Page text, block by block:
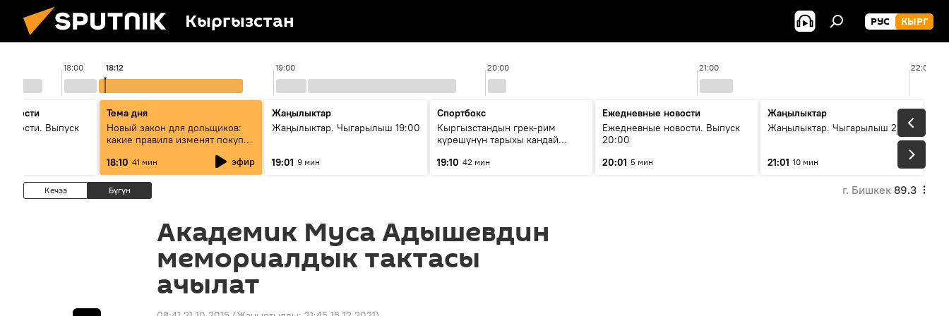
Кыргызстан РУС КЫРГ
18:00 19:00 20:00 21:00 22:00
18:12
Выпуск
Тема дня
Новый закон для дольщиков:
какие правила изменят покупку
18:10 41 мин эфир
Жаңылыктар
Жаңылыктар. Чыгарылыш 19:00
19:01 9 мин
Спортбокс
Кыргызстандын грек-рим
күрөшүнүн тарыхы кандай
19:10 42 мин
Ежедневные новости
Ежедневные новости. Выпуск
20:00
20:01 5 мин
Жаңылыктар
Жаңылыктар. Чыгарылыш 21:00
21:01 10 мин
Кечээ Бүгүн г. Бишкек 89.3
Академик Муса Адышевдин
мемориалдык тактасы
ачылат